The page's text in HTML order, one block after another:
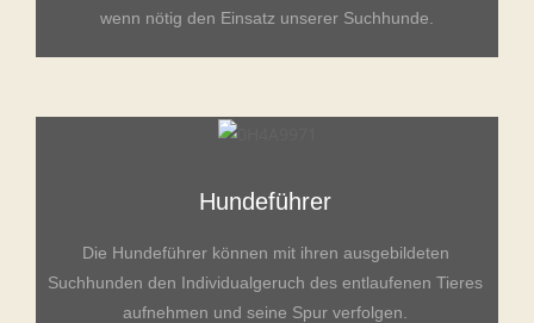
wenn nötig den Einsatz unserer Suchhunde.
Hundeführer
Die Hundeführer können mit ihren ausgebildeten
Suchhunden den Individualgeruch des entlaufenen Tieres
aufnehmen und seine Spur verfolgen.